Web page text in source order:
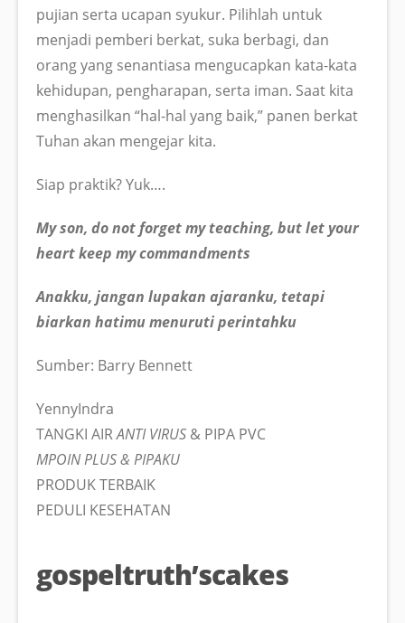
pujian serta ucapan syukur. Pilihlah untuk
menjadi pemberi berkat, suka berbagi, dan
orang yang senantiasa mengucapkan kata-kata
kehidupan, pengharapan, serta iman. Saat kita
menghasilkan “hal-hal yang baik,” panen berkat
Tuhan akan mengejar kita.
Siap praktik? Yuk….
My son, do not forget my teaching, but let your
heart keep my commandments
Anakku, jangan lupakan ajaranku, tetapi
biarkan hatimu menuruti perintahku
Sumber: Barry Bennett
YennyIndra
TANGKI AIRANTI VIRUS & PIPA PVC
MPOIN PLUS & PIPAKU
PRODUK TERBAIK
PEDULI KESEHATAN
gospeltruth’scakes